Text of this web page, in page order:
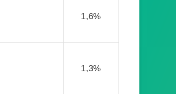
1,6%
1,3%